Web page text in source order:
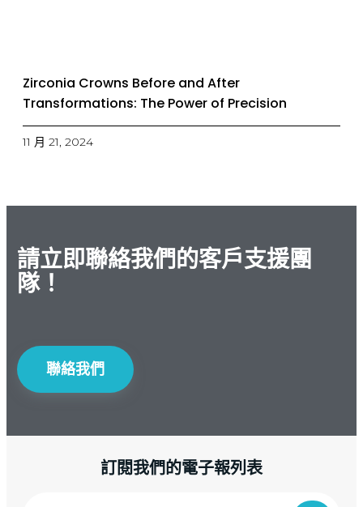
Zirconia Crowns Before and After
Transformations: The Power of Precision
11 月 21, 2024
請立即聯絡我們的客戶支援團
隊！
聯絡我們
訂閱我們的電子報列表